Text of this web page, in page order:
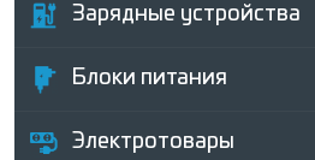
Зарядные устройства
Блоки питания
Электротовары